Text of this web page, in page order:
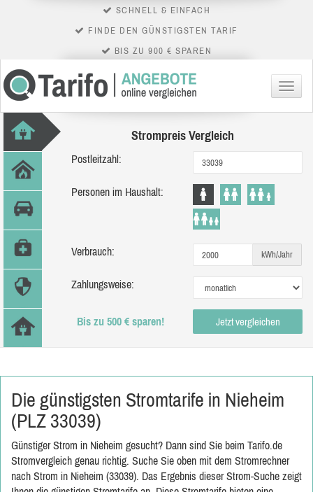
SCHNELL & EINFACH
FINDE DEN GÜNSTIGSTEN TARIF
BIS ZU 900 € SPAREN
Menü
Strompreis Vergleich
Postleitzahl:
Personen im Haushalt:
Verbrauch: kWh/Jahr
Zahlungsweise:
Bis zu 500 € sparen! Jetzt vergleichen
Die günstigsten Stromtarife in Nieheim
(PLZ 33039)
Günstiger Strom in Nieheim gesucht? Dann sind Sie beim Tarifo.de
Stromvergleich genau richtig. Suche Sie oben mit dem Stromrechner
nach Strom in Nieheim (33039). Das Ergebnis dieser Strom-Suche zeigt